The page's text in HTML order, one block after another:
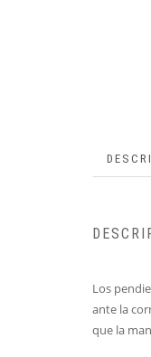
Los
ante la
que la